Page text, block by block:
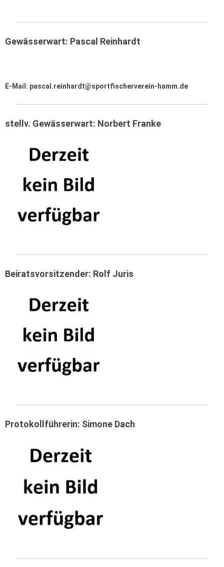
Gewässerwart: Pascal Reinhardt
E-Mail: pascal.reinhardt@sportfischerverein-hamm.de
stellv. Gewässerwart: Norbert Franke
Beiratsvorsitzender: Rolf Juris
Protokollführerin: Simone Dach